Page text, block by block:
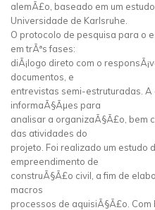
alemÃ£o, baseado em um
Universidade de Karlsruhe.
O protocolo de pesquisa para o
em trÃªs fases:
diÃ¡logo direto com o
documentos, e
entrevistas semi-estruturadas.
informaÃ§Ãµes para
analisar a organizaÃ§Ã£o, bem
das atividades do
projeto. Foi realizado um estudo
empreendimento de
construÃ§Ã£o civil, a fim de
macros
processos de aquisiÃ§Ã£o.